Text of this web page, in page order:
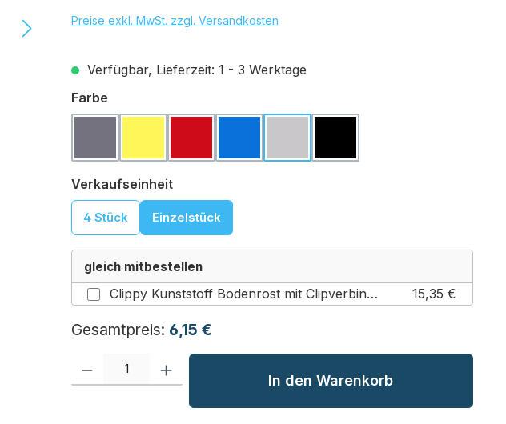
Preise exkl. MwSt. zzgl. Versandkosten
Verfügbar, Lieferzeit: 1 - 3 Werktage
Farbeauswählen
Verkaufseinheitauswählen
4 Stück Einzelstück
gleich mitbestellen
Clippy Kunststoff Bodenrost mit Clipverbindung – 500 × 500 × 25 mm (Classic / Lichtgrau / Einzelne Platte 50cm x 50cm: 0,25m²) 15,35 €
Gesamtpreis: 6,15 €
Produkt Anzahl: Gib den gewünschten Wert ein oder benutze die Schaltflächen
In den Warenkorb